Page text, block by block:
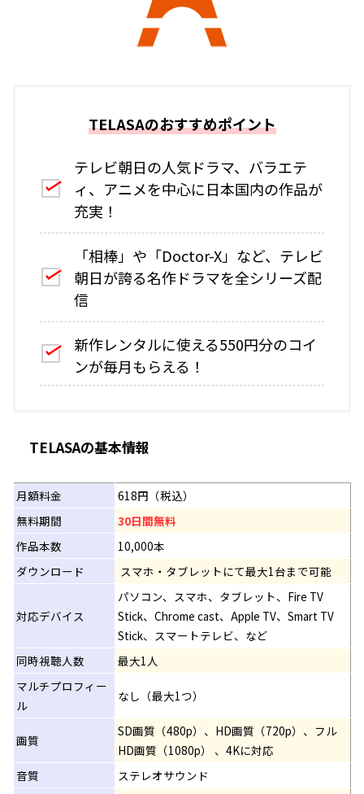
TELASAのおすすめポイント
テレビ朝日の人気ドラマ、バラエテ
ィ、アニメを中心に日本国内の作品が
充実！
「相棒」や「Doctor-X」など、テレビ
朝日が誇る名作ドラマを全シリーズ配
信
新作レンタルに使える550円分のコイ
ンが毎月もらえる！
TELASAの基本情報
月額料金
618円（税込）
無料期間
30日間無料
作品本数
10,000本
ダウンロード
スマホ・タブレットにて最大1台まで可能
対応デバイス
パソコン、スマホ、タブレット、Fire TV
Stick、Chrome cast、Apple TV、Smart TV
Stick、スマートテレビ、など
同時視聴人数
最大1人
マルチプロフィー
ル
なし（最大1つ）
画質
SD画質（480p）、HD画質（720p）、フル
HD画質（1080p） 、4Kに対応
音質
ステレオサウンド